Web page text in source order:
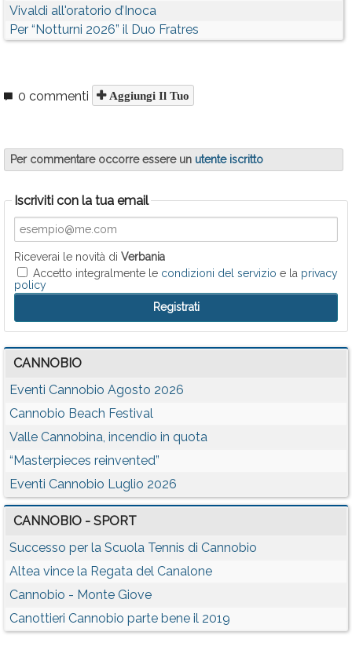
Vivaldi all'oratorio d’Inoca
Per “Notturni 2026” il Duo Fratres
0 commenti Aggiungi Il Tuo
Per commentare occorre essere un utente iscritto
Iscriviti con la tua email
Riceverai le novità di Verbania
Accetto integralmente le condizioni del servizio e la privacy
policy
CANNOBIO
Eventi Cannobio Agosto 2026
Cannobio Beach Festival
Valle Cannobina, incendio in quota
“Masterpieces reinvented”
Eventi Cannobio Luglio 2026
CANNOBIO - SPORT
Successo per la Scuola Tennis di Cannobio
Altea vince la Regata del Canalone
Cannobio - Monte Giove
Canottieri Cannobio parte bene il 2019